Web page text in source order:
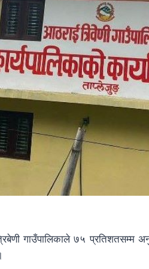
गाउँपालिकाले ७५ प्रतिशतसम्म